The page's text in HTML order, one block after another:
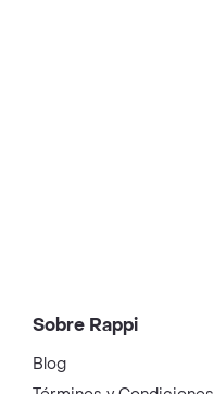
Sobre Rappi
Blog